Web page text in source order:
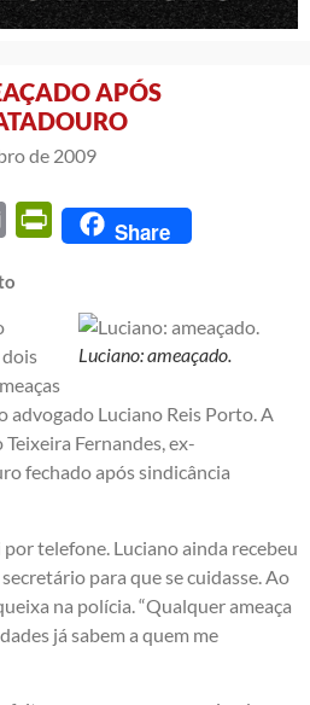
APÓS
de 2009
Email PrintFriendly
Share
Luciano: ameaçado.
advogado Luciano Reis Porto. A
Fernandes, ex-
fechado após sindicância
por telefone. Luciano ainda recebeu
para que se cuidasse. Ao
na polícia. “Qualquer ameaça
já sabem a quem me